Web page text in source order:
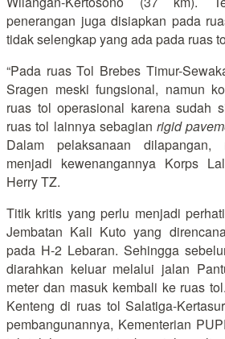
penerangan juga disiapkan pada
tidak selengkap yang ada pada ruas
“Pada ruas Tol Brebes Timur-
Sragen meski fungsional, namun
ruas tol operasional karena sudah
ruas tol lainnya sebagian rigid
Dalam pelaksanaan
menjadi kewenangannya Korps
Herry TZ.
Titik kritis yang perlu menjadi
Jembatan Kali Kuto yang
pada H-2 Lebaran. Sehingga
diarahkan keluar melalui jalan
meter dan masuk kembali ke ruas
Kenteng di ruas tol Salatiga-
pembangunannya, Kementerian